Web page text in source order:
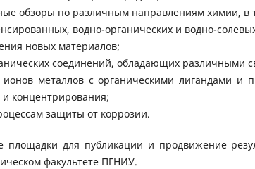
обзоры по различным направлениям химии, в
водно-органических и водно-
новых материалов;
соединений, обладающих различными
ионов металлов с органическими лигандами и
концентрирования;
защиты от коррозии.
площадки для публикации и продвижение
факультете ПГНИУ.